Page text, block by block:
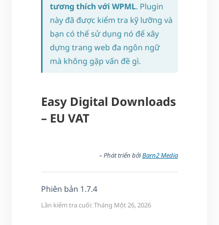
tương thích với WPML. Plugin
này đã được kiểm tra kỹ lưỡng và
bạn có thể sử dụng nó để xây
dựng trang web đa ngôn ngữ
mà không gặp vấn đề gì.
Easy Digital Downloads
– EU VAT
– Phát triển bởiBarn2 Media
Phiên bản 1.7.4
Lần kiểm tra cuối: Tháng Một 26, 2026